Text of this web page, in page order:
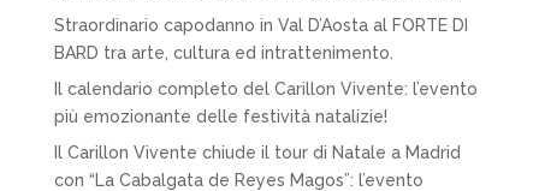
Straordinario capodanno in Val D’Aosta al FORTE DI
BARD tra arte, cultura ed intrattenimento.
Il calendario completo del Carillon Vivente: l’evento
più emozionante delle festività natalizie!
Il Carillon Vivente chiude il tour di Natale a Madrid
con “La Cabalgata de Reyes Magos”: l’evento